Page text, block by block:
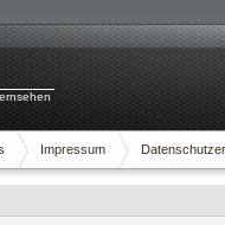
Impressum